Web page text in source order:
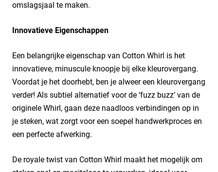
omslagsjaal te maken.
Innovatieve Eigenschappen
Een belangrijke eigenschap van Cotton Whirl is het
innovatieve, minuscule knoopje bij elke kleurovergang.
Voordat je het doorhebt, ben je alweer een kleurovergang
verder! Als subtiel alternatief voor de ‘fuzz buzz’ van de
originele Whirl, gaan deze naadloos verbindingen op in
je steken, wat zorgt voor een soepel handwerkproces en
een perfecte afwerking.
De royale twist van Cotton Whirl maakt het mogelijk om